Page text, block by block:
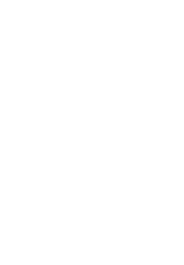
pack quantity